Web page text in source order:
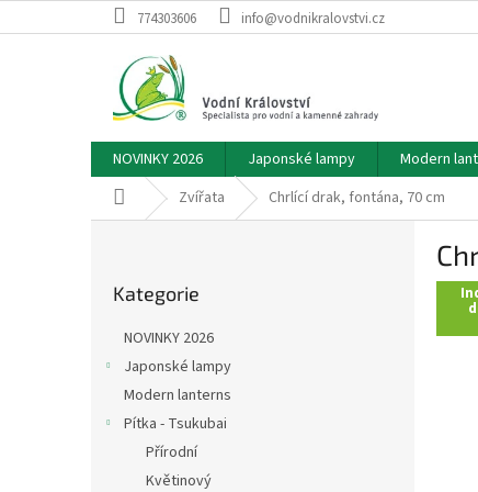
na
774303606 info@vodnikralovstvi.cz
NOVINKY 2026 Japonské lampy Modern
Domů Zvířata Chrlící drak, fontána, 70 cm
kategorie
Kategorie
NOVINKY 2026
Japonské lampy
Modern lanterns
Pítka - Tsukubai
Přírodní
Květinový